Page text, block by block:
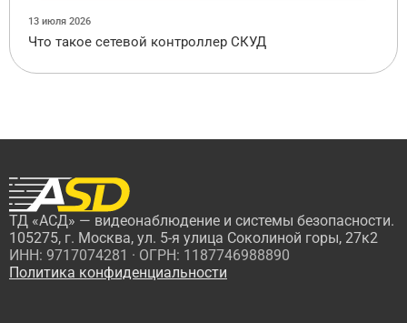
13 июля 2026
Что такое сетевой контроллер СКУД
ТД «АСД» — видеонаблюдение и системы безопасности.
105275, г. Москва, ул. 5-я улица Соколиной горы, 27к2
ИНН: 9717074281 · ОГРН: 1187746988890
Политика конфиденциальности